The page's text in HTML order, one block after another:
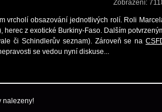
nalezeny!